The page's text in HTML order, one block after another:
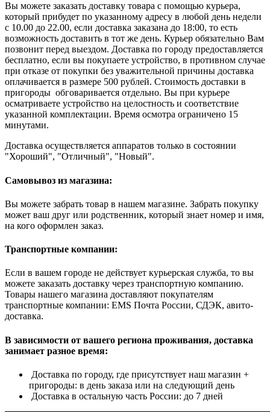
Вы можете заказать доставку товара с помощью курьера,
который прибудет по указанному адресу в любой день недели
с 10.00 до 22.00, если доставка заказана до 18:00, то есть
возможность доставить в тот же день. Курьер обязательно Вам
позвонит перед выездом. Доставка по городу предоставляется
бесплатно, если вы покупаете устройство, в противном случае
при отказе от покупки без уважительной причины доставка
оплачивается в размере 500 рублей. Стоимость доставки в
пригороды обговаривается отдельно. Вы при курьере
осматриваете устройство на целостность и соответствие
указанной комплектации. Время осмотра ограничено 15
минутами.
Доставка осуществляется аппаратов только в состоянии
"Хороший", "Отличный", "Новый".
Самовывоз из магазина:
Вы можете забрать товар в нашем магазине. Забрать покупку
может ваш друг или родственник, который знает номер и имя,
на кого оформлен заказ.
Транспортные компании:
Если в вашем городе не действует курьерская служба, то вы
можете заказать доставку через транспортную компанию.
Товары нашего магазина доставляют покупателям
транспортные компании: EMS Почта России, СДЭК, авито-
доставка.
В зависимости от вашего региона проживания, доставка
занимает разное время:
Доставка по городу, где присутствует наш магазин +
пригороды: в день заказа или на следующий день
Доставка в остальную часть России: до 7 дней